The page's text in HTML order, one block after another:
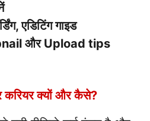
एडिटिंग गाइड
और Upload tips
क्यों और कैसे?